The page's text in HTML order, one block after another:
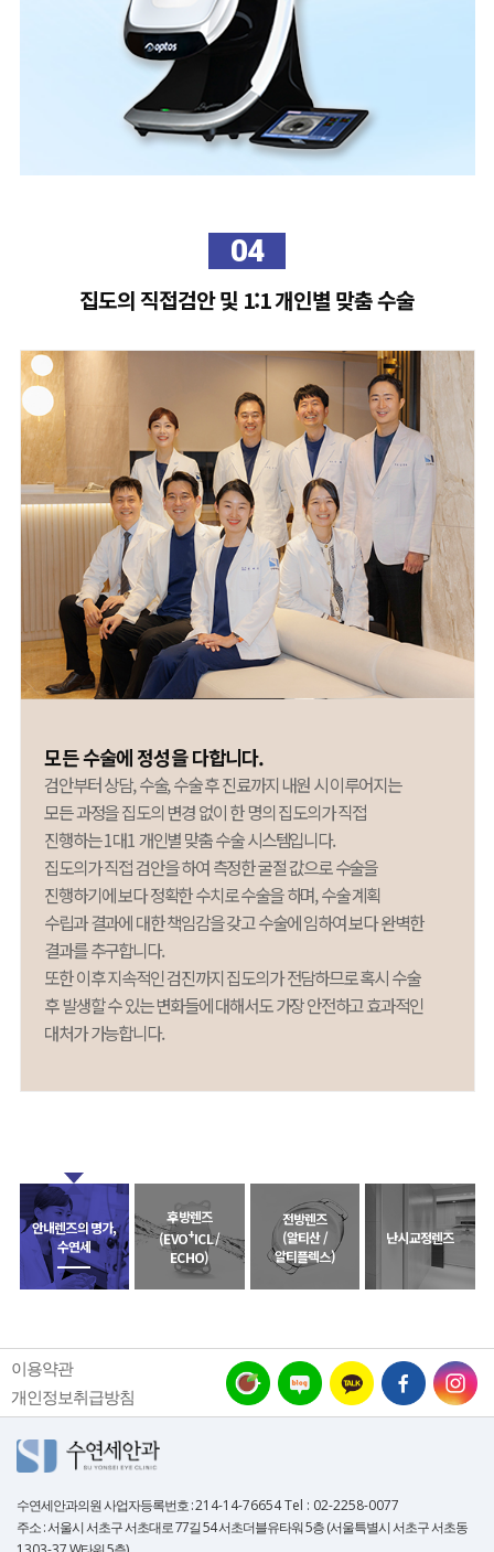
04
집도의 직접검안 및 1:1 개인별 맞춤 수술
모든 수술에 정성을 다합니다.
검안부터 상담, 수술, 수술 후 진료까지 내원 시 이루어지는
모든 과정을 집도의 변경 없이 한 명의 집도의가 직접
진행하는 1대1 개인별 맞춤 수술 시스템입니다.
집도의가 직접 검안을 하여 측정한 굴절 값으로 수술을
진행하기에 보다 정확한 수치로 수술을 하며, 수술 계획
수립과 결과에 대한 책임감을 갖고 수술에 임하여 보다 완벽한
결과를 추구합니다.
또한 이후 지속적인 검진까지 집도의가 전담하므로 혹시 수술
후 발생할 수 있는 변화들에 대해서도 가장 안전하고 효과적인
대처가 가능합니다.
안내렌즈의 명가,
수연세
후방렌즈
(EVO+ICL /
ECHO)
전방렌즈
(알티산 /
알티플렉스)
난시교정렌즈
이용약관
개인정보취급방침
수연세안과의원사업자등록번호 :214-14-76654 Tel : 02-2258-0077
주소 : 서울시 서초구 서초대로 77길 54 서초더블유타워 5층 (서울특별시 서초구 서초동